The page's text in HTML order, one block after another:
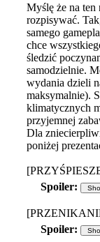
Myślę że na ten
rozpisywać.
samego
chce
śledzić
samodzielnie.
wydania dzieli
maksymalnie).
klimatycznych
przyjemnej
Dla
poniżej
Spoiler:
Spoiler: